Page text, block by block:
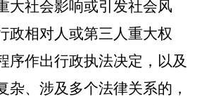
大社会影响或引发社会风
政相对人或第三人重大权
序作出行政执法决定，以及
杂、涉及多个法律关系的，